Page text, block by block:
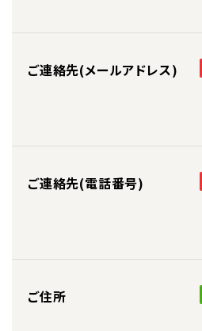
ご連絡先(メールアドレス)
ご連絡先(電話番号)
ご住所